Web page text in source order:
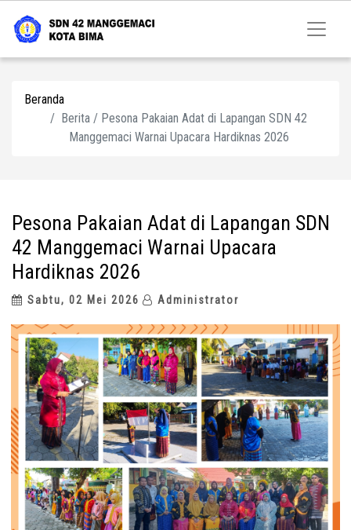
Beranda
Berita / Pesona Pakaian Adat di Lapangan SDN 42
Manggemaci Warnai Upacara Hardiknas 2026
Pesona Pakaian Adat di Lapangan SDN
42 Manggemaci Warnai Upacara
Hardiknas 2026
Sabtu, 02 Mei 2026 Administrator